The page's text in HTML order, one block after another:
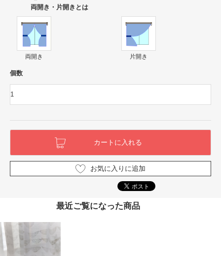
両開き・片開きとは
両開き 片開き
個数
お気に入りに追加
最近ご覧になった商品